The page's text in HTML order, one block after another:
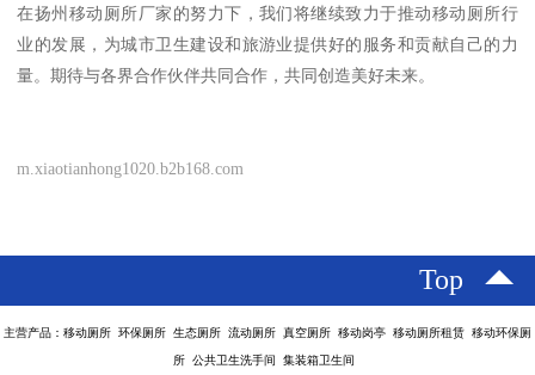
在扬州移动厕所厂家的努力下，我们将继续致力于推动移动厕所行
业的发展，为城市卫生建设和旅游业提供好的服务和贡献自己的力
量。期待与各界合作伙伴共同合作，共同创造美好未来。
m.xiaotianhong1020.b2b168.com
Top
主营产品：移动厕所 环保厕所 生态厕所 流动厕所 真空厕所 移动岗亭 移动厕所租赁 移动环保厕
所 公共卫生洗手间 集装箱卫生间